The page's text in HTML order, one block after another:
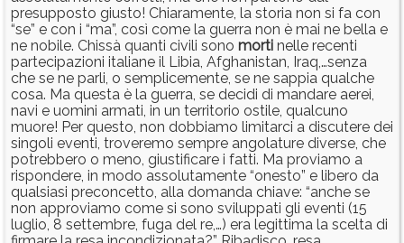
presupposto giusto! Chiaramente, la storia non si fa con
“se” e con i “ma”, così come la guerra non è mai ne bella e
ne nobile. Chissà quanti civili sono morti nelle recenti
partecipazioni italiane il Libia, Afghanistan, Iraq,…senza
che se ne parli, o semplicemente, se ne sappia qualche
cosa. Ma questa è la guerra, se decidi di mandare aerei,
navi e uomini armati, in un territorio ostile, qualcuno
muore! Per questo, non dobbiamo limitarci a discutere dei
singoli eventi, troveremo sempre angolature diverse, che
potrebbero o meno, giustificare i fatti. Ma proviamo a
rispondere, in modo assolutamente “onesto” e libero da
qualsiasi preconcetto, alla domanda chiave: “anche se
non approviamo come si sono sviluppati gli eventi (15
luglio, 8 settembre, fuga del re,…) era legittima la scelta di